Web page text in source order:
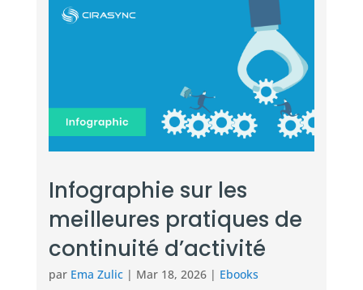
Infographie sur les
meilleures pratiques de
continuité d’activité
par Ema Zulic| Mar 18, 2026| Ebooks